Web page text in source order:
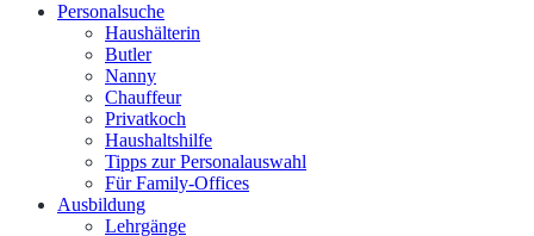
Personalsuche
Haushälterin
Butler
Nanny
Chauffeur
Privatkoch
Haushaltshilfe
Tipps zur Personalauswahl
Für Family-Offices
Ausbildung
Lehrgänge